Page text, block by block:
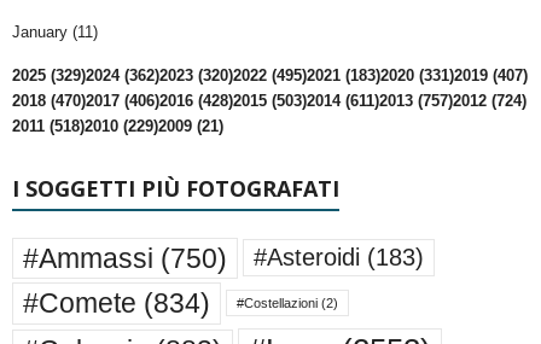
January (11)
2025 (329)2024 (362)2023 (320)2022 (495)2021 (183)2020 (331)2019 (407)
2018 (470)2017 (406)2016 (428)2015 (503)2014 (611)2013 (757)2012 (724)
2011 (518)2010 (229)2009 (21)
I SOGGETTI PIÙ FOTOGRAFATI
#Ammassi (750) #Asteroidi (183)
#Comete (834) #Costellazioni (2)